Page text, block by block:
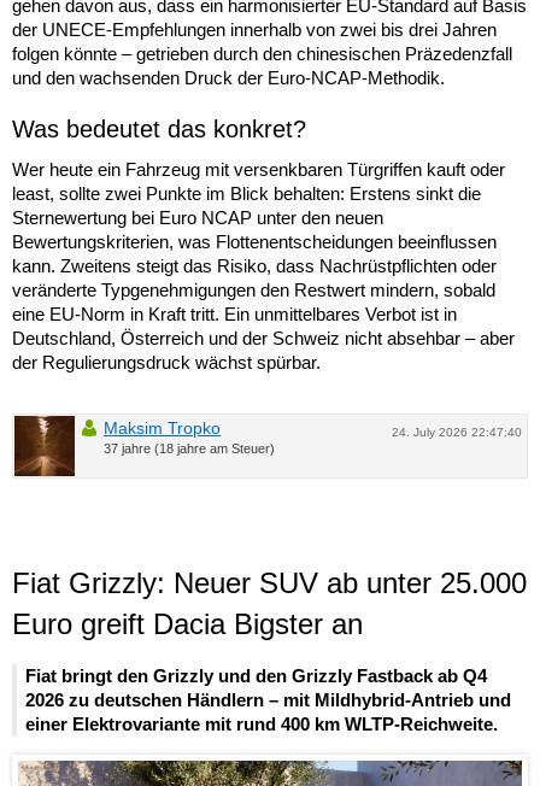
gehen davon aus, dass ein harmonisierter EU-Standard auf Basis
der UNECE-Empfehlungen innerhalb von zwei bis drei Jahren
folgen könnte – getrieben durch den chinesischen Präzedenzfall
und den wachsenden Druck der Euro-NCAP-Methodik.
Was bedeutet das konkret?
Wer heute ein Fahrzeug mit versenkbaren Türgriffen kauft oder
least, sollte zwei Punkte im Blick behalten: Erstens sinkt die
Sternewertung bei Euro NCAP unter den neuen
Bewertungskriterien, was Flottenentscheidungen beeinflussen
kann. Zweitens steigt das Risiko, dass Nachrüstpflichten oder
veränderte Typgenehmigungen den Restwert mindern, sobald
eine EU-Norm in Kraft tritt. Ein unmittelbares Verbot ist in
Deutschland, Österreich und der Schweiz nicht absehbar – aber
der Regulierungsdruck wächst spürbar.
24. July 2026 22:47:40
Maksim Tropko
37 jahre (18 jahre am Steuer)
Fiat Grizzly: Neuer SUV ab unter 25.000
Euro greift Dacia Bigster an
Fiat bringt den Grizzly und den Grizzly Fastback ab Q4
2026 zu deutschen Händlern – mit Mildhybrid-Antrieb und
einer Elektrovariante mit rund 400 km WLTP-Reichweite.